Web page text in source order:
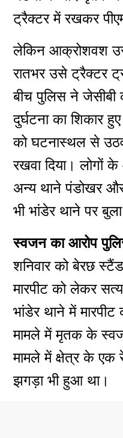
ट्रैक्टर में रखकर
लेकिन आक्रोशवश
रातभर उसे ट्रैक्टर
बीच पुलिस ने जेसीबी
दुर्घटना का शिकार
को घटनास्थल से
रखवा दिया। लोगों
अन्य थाने पंडोखर
भी भांडेर थाने पर
स्वजन का आरोप
शनिवार को बेरछ
मारपीट को लेकर
भांडेर थाने में मारपीट
मामले में मृतक के
मामले में क्षेत्र के एक
झगड़ा भी हुआ था।